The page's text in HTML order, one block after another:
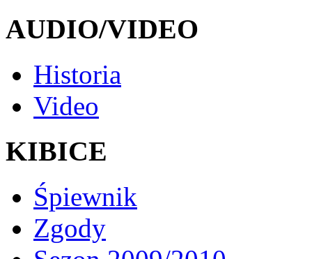
AUDIO/VIDEO
Historia
Video
KIBICE
Śpiewnik
Zgody